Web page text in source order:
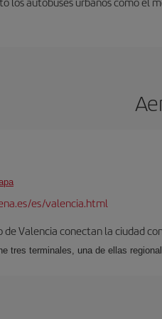
es/valencia.html
de Valencia conectan la ciudad
tres terminales, una de ellas